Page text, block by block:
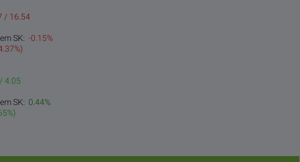
/ 16.54
SK: -0.15%
4.05
SK: 0.44%